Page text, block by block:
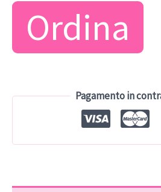
prezzo
originale
€59.00.
prezzo
attuale
€29.00.
Ordina
Pagamento in